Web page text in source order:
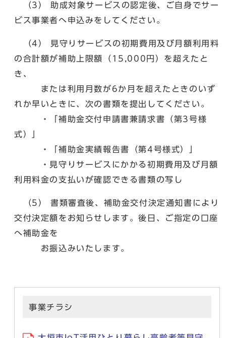
（3） 助成対象サービスの認定後、ご自身でサー
ビス事業者へ申込みをしてください。
（4） 見守りサービスの初期費用及び月額利用料
の合計額が補助上限額（15,000円）を超えたと
き、
または利用月数が6か月を超えたときのいず
れか早いときに、次の書類を提出してください。
・「補助金交付申請書兼請求書（第3号様
式）」
・「補助金実績報告書（第4号様式）」
・見守りサービスにかかる初期費用及び月額
利用料金の支払いが確認できる書類の写し
（5） 書類審査後、補助金交付決定通知書により
交付決定額をお知らせします。後日、ご指定の口座
へ補助金を
お振込みいたします。
事業チラシ